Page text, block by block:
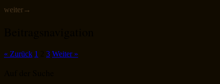
weiter→
« Zurück 1 3 Weiter »